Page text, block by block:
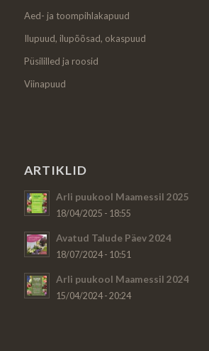
Aed- ja toompihlakapuud
Ilupuud, ilupõõsad, okaspuud
Püsililled ja roosid
Viinapuud
ARTIKLID
Arli puukool Maamessil 2025
18/04/2025 - 18:55
Avatud Talude Päev 2024
18/07/2024 - 10:51
Arli puukool Maamessil 2024
15/04/2024 - 20:24